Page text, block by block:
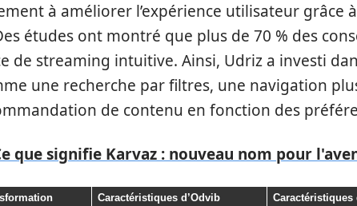
à améliorer l’expérience utilisateur grâce
études ont montré que plus de 70 % des
de streaming intuitive. Ainsi, Udriz a investi
une recherche par filtres, une navigation
de contenu en fonction des
que signifie Karvaz : nouveau nom pour
Caractéristiques d’Odvib Caractéristiques